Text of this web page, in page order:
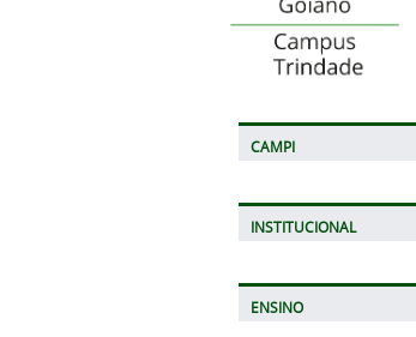
CAMPI
INSTITUCIONAL
ENSINO